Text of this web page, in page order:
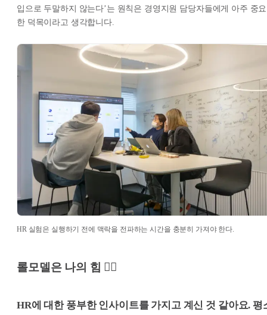
입으로 두말하지 않는다’는 원칙은 경영지원 담당자들에게 아주 중요
한 덕목이라고 생각합니다.
HR 실험은 실행하기 전에 맥락을 전파하는 시간을 충분히 가져야 한다.
롤모델은 나의 힘 🧞‍♂️
HR에 대한 풍부한 인사이트를 가지고 계신 것 같아요. 평